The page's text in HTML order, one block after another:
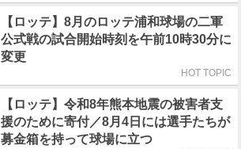
【ロッテ】8月のロッテ浦和球場の二軍
公式戦の試合開始時刻を午前10時30分に
変更
HOT TOPIC
【ロッテ】令和8年熊本地震の被害者支
援のために寄付／8月4日には選手たちが
募金箱を持って球場に立つ